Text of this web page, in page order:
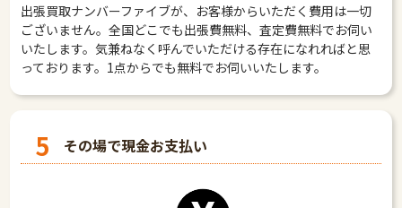
出張買取ナンバーファイブが、お客様からいただく費用は一切
ございません。全国どこでも出張費無料、査定費無料でお伺い
いたします。気兼ねなく呼んでいただける存在になれればと思
っております。1点からでも無料でお伺いいたします。
5 その場で現金お支払い